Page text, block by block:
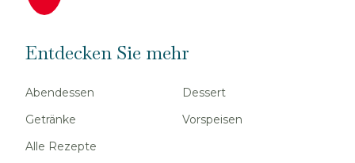
Entdecken Sie mehr
Abendessen
Dessert
Getränke
Vorspeisen
Alle Rezepte